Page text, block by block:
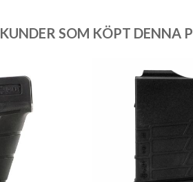
KUNDER SOM KÖPT DENNA